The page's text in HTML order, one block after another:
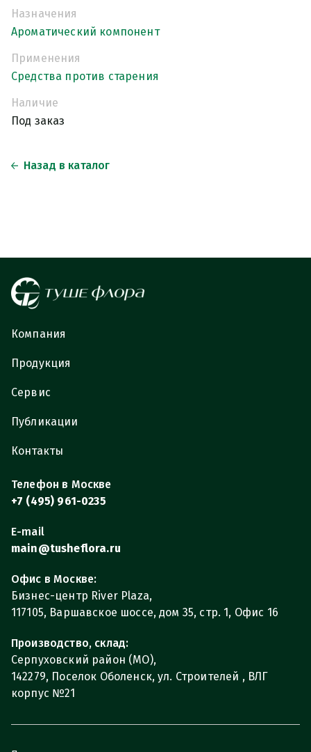
Назначения
Ароматический компонент
Применения
Средства против старения
Наличие
Под заказ
Назад в каталог
Компания
Продукция
Сервис
Публикации
Контакты
Телефон в Москве
+7 (495) 961-0235
E-mail
main@tusheflora.ru
Офис в Москве:
Бизнес-центр River Plaza,
117105, Варшавское шоссе, дом 35, стр. 1, Офис 16
Производство, склад:
Серпуховский район (МО),
142279, Поселок Оболенск, ул. Строителей , ВЛГ
корпус №21